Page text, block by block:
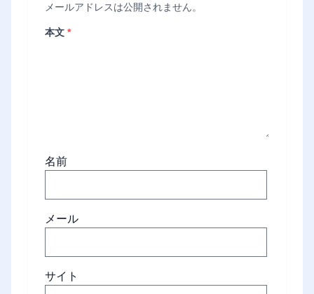
メールアドレスは公開されません。
本文 *
名前
メール
サイト